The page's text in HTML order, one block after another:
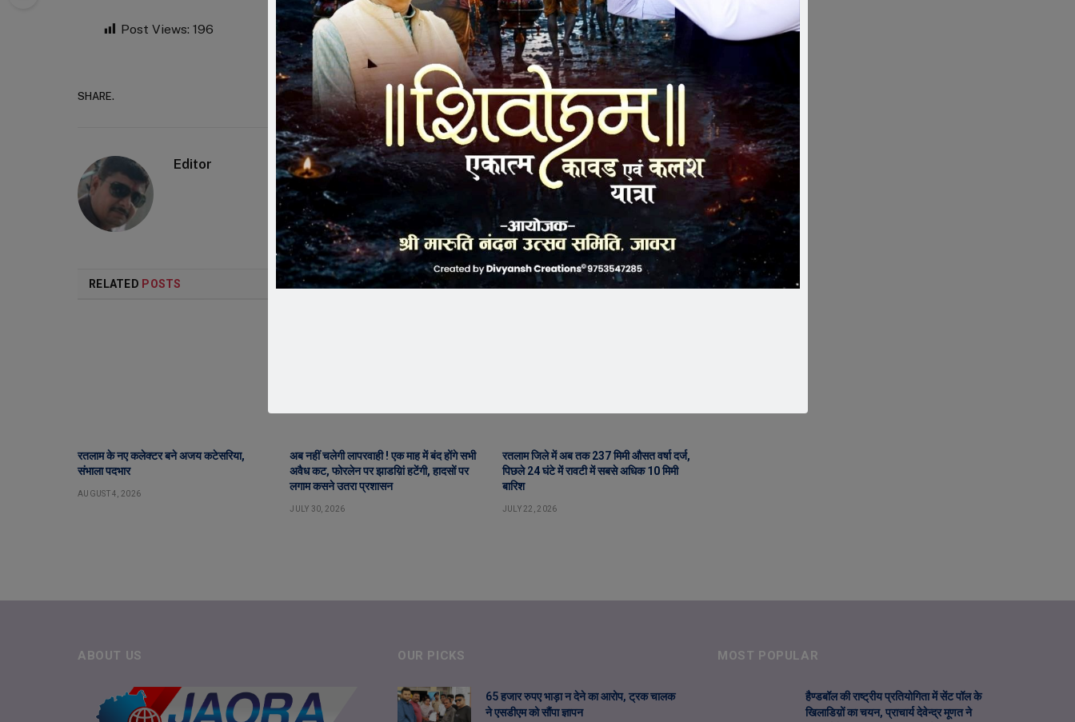
Post Views: 196
SHARE.
Facebook Twitter Pinterest LinkedIn Tumblr Telegram Email
Editor
RELATED POSTS
रतलाम के नए कलेक्टर बने अजय कटेसरिया,
संभाला पदभार
AUGUST 4, 2026
अब नहीं चलेगी लापरवाही ! एक माह में बंद होंगे सभी
अवैध कट, फोरलेन पर झाडय़िां हटेंगी, हादसों पर
लगाम कसने उतरा प्रशासन
JULY 30, 2026
रतलाम जिले में अब तक 237 मिमी औसत वर्षा दर्ज,
पिछले 24 घंटे में रावटी में सबसे अधिक 10 मिमी
बारिश
JULY 22, 2026
ABOUT US OUR PICKS
65 हजार रुपए भाड़ा न देने का आरोप, ट्रक चालक
ने एसडीएम को सौंपा ज्ञापन
MOST POPULAR
हैण्डबॉल की राष्ट्रीय प्रतियोगिता में सेंट पॉल के
खिलाडिय़ों का चयन, प्राचार्य देवेन्द्र मूणत ने